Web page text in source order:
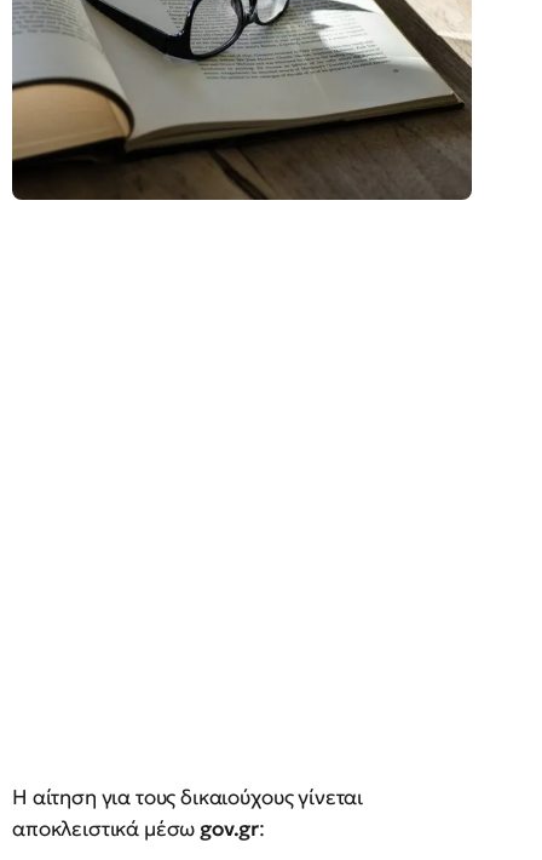
Η αίτηση για τους δικαιούχους γίνεται
αποκλειστικά μέσω gov.gr: